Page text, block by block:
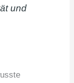
und